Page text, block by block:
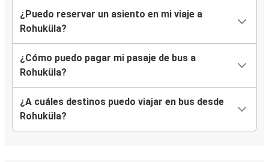
¿Puedo reservar un asiento en mi viaje a
Rohuküla?
¿Cómo puedo pagar mi pasaje de bus a
Rohuküla?
¿A cuáles destinos puedo viajar en bus desde
Rohuküla?